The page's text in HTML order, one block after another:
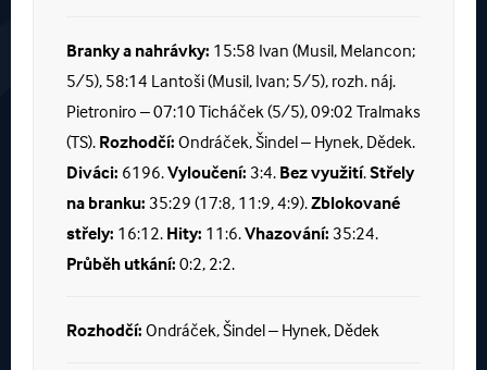
Branky a nahrávky: 15:58 Ivan (Musil, Melancon;
5/5), 58:14 Lantoši (Musil, Ivan; 5/5), rozh. náj.
Pietroniro – 07:10 Ticháček (5/5), 09:02 Tralmaks
(TS). Rozhodčí: Ondráček, Šindel – Hynek, Dědek.
Diváci: 6196.Vyloučení: 3:4. Bez využití.Střely
na branku: 35:29 (17:8, 11:9, 4:9).Zblokované
střely: 16:12. Hity: 11:6.Vhazování: 35:24.
Průběh utkání: 0:2, 2:2.
Rozhodčí: Ondráček, Šindel – Hynek, Dědek